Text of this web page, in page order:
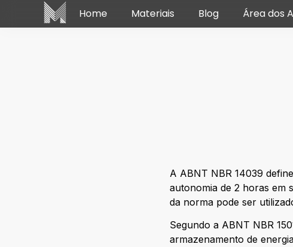
Home Materiais Blog Área dos
A ABNT NBR 14039
autonomia de 2 horas em
da norma pode ser
Segundo a ABNT NBR
armazenamento de